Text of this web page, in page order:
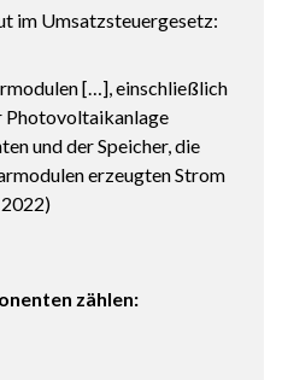
im Umsatzsteuergesetz:
[…], einschließlich
Photovoltaikanlage
und der Speicher, die
erzeugten Strom
2022)
zählen: